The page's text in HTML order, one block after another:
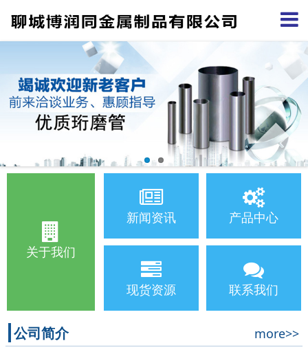
关于我们
新闻资讯 产品中心
现货资源 联系我们
公司简介 more>>